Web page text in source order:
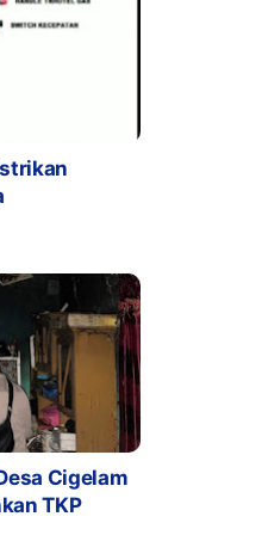
Cigelam
TKP